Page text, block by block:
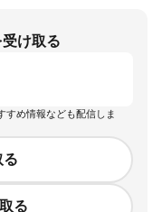
け取る
すめ情報なども配信しま
る
る